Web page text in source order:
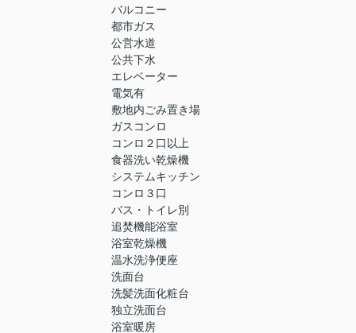
バルコニー
都市ガス
公営水道
公共下水
エレベーター
電気有
敷地内ごみ置き場
ガスコンロ
コンロ２口以上
食器洗い乾燥機
システムキッチン
コンロ３口
バス・トイレ別
追焚機能浴室
浴室乾燥機
温水洗浄便座
洗面台
洗髪洗面化粧台
独立洗面台
浴室暖房